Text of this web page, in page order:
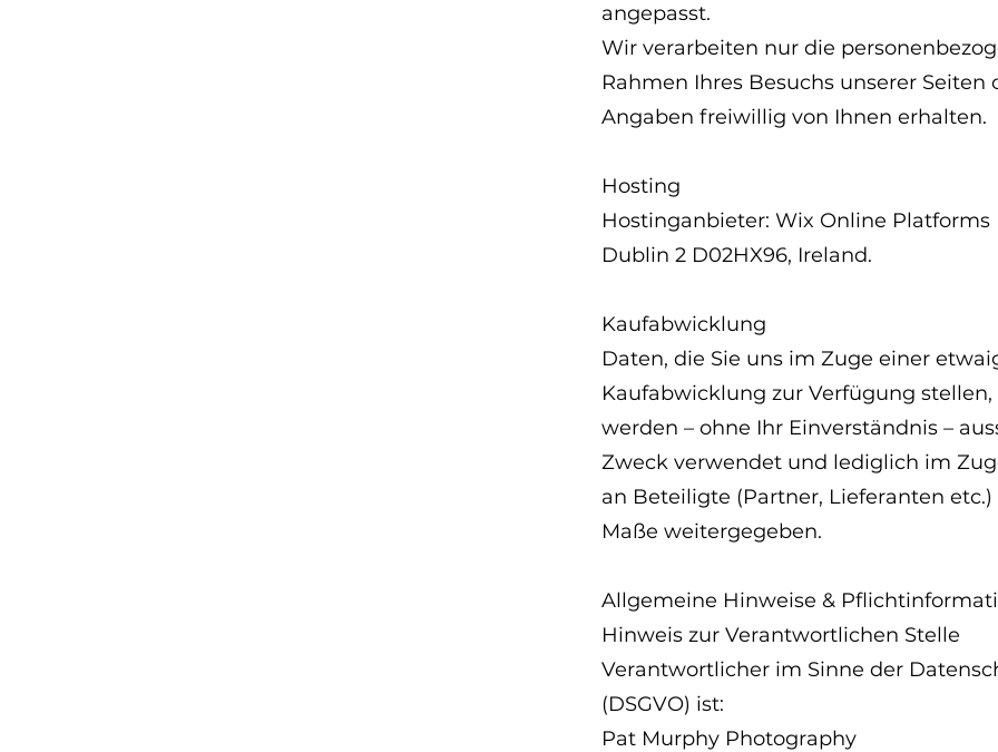
angepasst.
Wir verarbeiten nur die
Rahmen Ihres Besuchs unserer
Angaben freiwillig von Ihnen erhalten.
Hosting
Hostinganbieter: Wix Online Platforms
Dublin 2 D02HX96, Ireland.
Kaufabwicklung
Daten, die Sie uns im Zuge einer
Kaufabwicklung zur Verfügung stellen,
werden – ohne Ihr Einverständnis –
Zweck verwendet und lediglich im
an Beteiligte (Partner, Lieferanten
Maße weitergegeben.
Allgemeine Hinweise &
Hinweis zur Verantwortlichen Stelle
Verantwortlicher im Sinne der
(DSGVO) ist:
Pat Murphy Photography